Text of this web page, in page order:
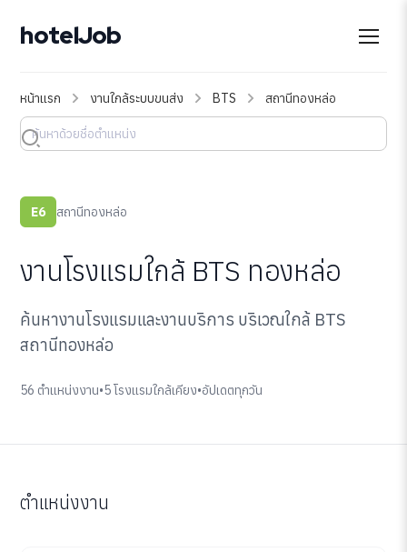
hotelJob
หน้าแรก งานใกล้ระบบขนส่ง BTS สถานีทองหล่อ
E6 สถานีทองหล่อ
งานโรงแรมใกล้ BTS ทองหล่อ
ค้นหางานโรงแรมและงานบริการ บริเวณใกล้ BTS
สถานีทองหล่อ
56 ตำแหน่งงาน•5 โรงแรมใกล้เคียง•อัปเดตทุกวัน
ตำแหน่งงาน